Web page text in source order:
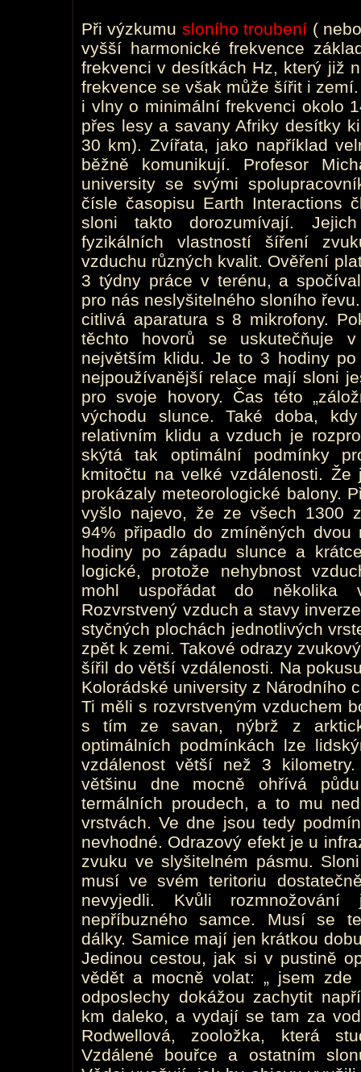
Při výzkumu sloního troubení (
vyšší harmonické frekvence
frekvenci v desítkách Hz, který již
frekvence se však může šířit i
i vlny o minimální frekvenci okolo
přes lesy a savany Afriky desítky
30 km). Zvířata, jako například
běžně komunikují. Profesor
university se svými
čísle časopisu Earth Interactions
sloni takto dorozumívají.
fyzikálních vlastností šíření
vzduchu různých kvalit. Ověření
3 týdny práce v terénu, a
pro nás neslyšitelného sloního
citlivá aparatura s 8 mikrofony.
těchto hovorů se uskutečňuje
největším klidu. Je to 3 hodiny
nejpoužívanější relace mají sloni
pro svoje hovory. Čas této
východu slunce. Také doba,
relativním klidu a vzduch je
skýtá tak optimální podmínky
kmitočtu na velké vzdálenosti. Že
prokázaly meteorologické balony.
vyšlo najevo, že ze všech 1300
94% připadlo do zmíněných
hodiny po západu slunce a
logické, protože nehybnost
mohl uspořádat do několika
Rozvrstvený vzduch a stavy
styčných plochách jednotlivých
zpět k zemi. Takové odrazy
šířil do větší vzdálenosti. Na
Kolorádské university z Národního
Ti měli s rozvrstveným vzduchem
s tím ze savan, nýbrž z
optimálních podmínkách lze
vzdálenost větší než 3
většinu dne mocně ohřívá
termálních proudech, a to mu
vrstvách. Ve dne jsou tedy
nevhodné. Odrazový efekt je u
zvuku ve slyšitelném pásmu.
musí ve svém teritoriu
nevyjedli. Kvůli
nepříbuzného samce. Musí se
dálky. Samice mají jen krátkou
Jedinou cestou, jak si v pustině
vědět a mocně volat: „ jsem
odposlechy dokážou zachytit
km daleko, a vydají se tam za
Rodwellová, zooložka, která
Vzdálené bouřce a ostatním